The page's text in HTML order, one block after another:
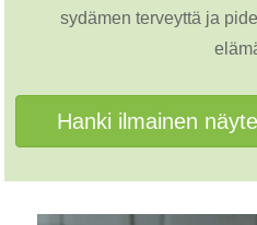
sydämen terveyttä ja
Hanki ilmainen